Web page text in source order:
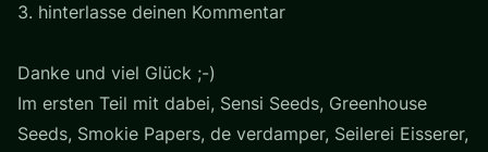
3. hinterlasse deinen Kommentar
Danke und viel Glück ;-)
Im ersten Teil mit dabei, Sensi Seeds, Greenhouse
Seeds, Smokie Papers, de verdamper, Seilerei Eisserer,